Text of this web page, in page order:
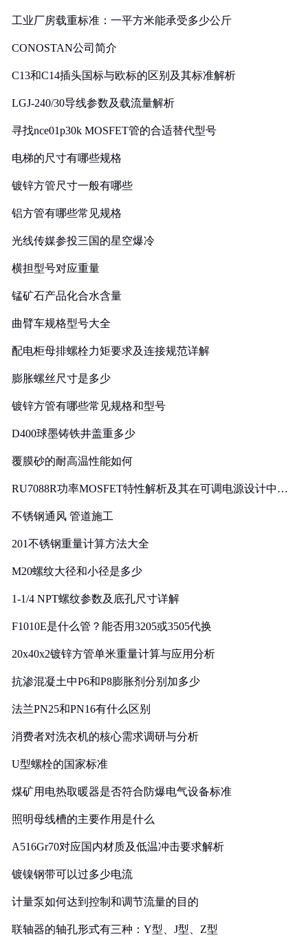
工业厂房载重标准：一平方米能承受多少公斤
CONOSTAN公司简介
C13和C14插头国标与欧标的区别及其标准解析
LGJ-240/30导线参数及载流量解析
寻找nce01p30k MOSFET管的合适替代型号
电梯的尺寸有哪些规格
镀锌方管尺寸一般有哪些
铝方管有哪些常见规格
光线传媒参投三国的星空爆冷
横担型号对应重量
锰矿石产品化合水含量
曲臂车规格型号大全
配电柜母排螺栓力矩要求及连接规范详解
膨胀螺丝尺寸是多少
镀锌方管有哪些常见规格和型号
D400球墨铸铁井盖重多少
覆膜砂的耐高温性能如何
RU7088R功率MOSFET特性解析及其在可调电源设计中的
不锈钢通风 管道施工
201不锈钢重量计算方法大全
M20螺纹大径和小径是多少
1-1/4 NPT螺纹参数及底孔尺寸详解
F1010E是什么管？能否用3205或3505代换
20x40x2镀锌方管单米重量计算与应用分析
抗渗混凝土中P6和P8膨胀剂分别加多少
法兰PN25和PN16有什么区别
消费者对洗衣机的核心需求调研与分析
U型螺栓的国家标准
煤矿用电热取暖器是否符合防爆电气设备标准
照明母线槽的主要作用是什么
A516Gr70对应国内材质及低温冲击要求解析
镀镍钢带可以过多少电流
计量泵如何达到控制和调节流量的目的
联轴器的轴孔形式有三种：Y型、J型、Z型